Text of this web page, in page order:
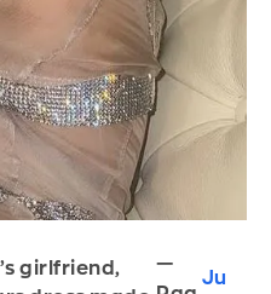
girlfriend,
—
Ju